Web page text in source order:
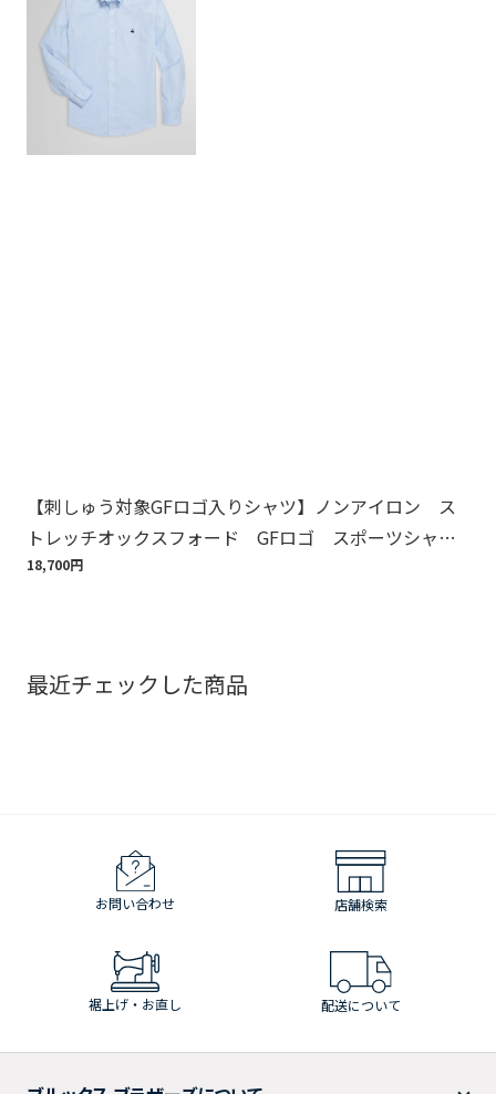
【刺しゅう対象GFロゴ入りシャツ】ノンアイロン ス
トレッチオックスフォード GFロゴ スポーツシャ
ツ Regular Fit
18,700円
最近チェックした商品
お問い合わせ 店舗検索
裾上げ・お直し 配送について